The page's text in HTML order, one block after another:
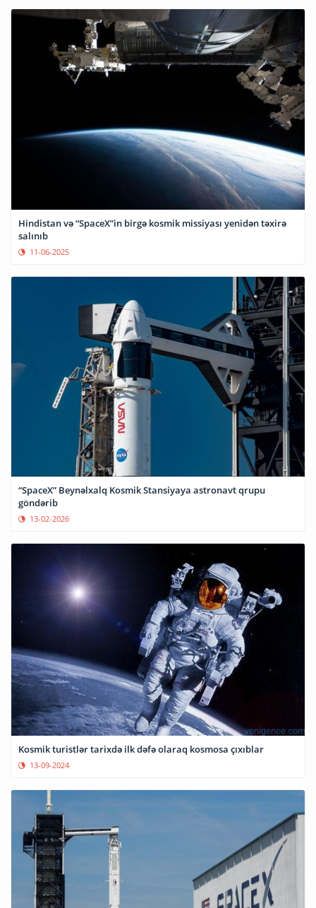
Hindistan və “SpaceX”in birgə kosmik missiyası yenidən təxirə
salınıb
11-06-2025
“SpaceX” Beynəlxalq Kosmik Stansiyaya astronavt qrupu
göndərib
13-02-2026
Kosmik turistlər tarixdə ilk dəfə olaraq kosmosa çıxıblar
13-09-2024